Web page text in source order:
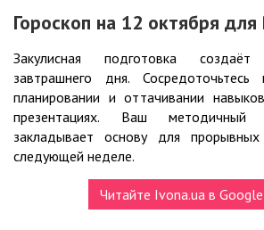
Гороскоп на 12 октября
Закулисная подготовка
завтрашнего дня. Сосредоточьтесь
планировании и оттачивании
презентациях. Ваш методичный
закладывает основу для
следующей неделе.
Читайте Ivona.ua в